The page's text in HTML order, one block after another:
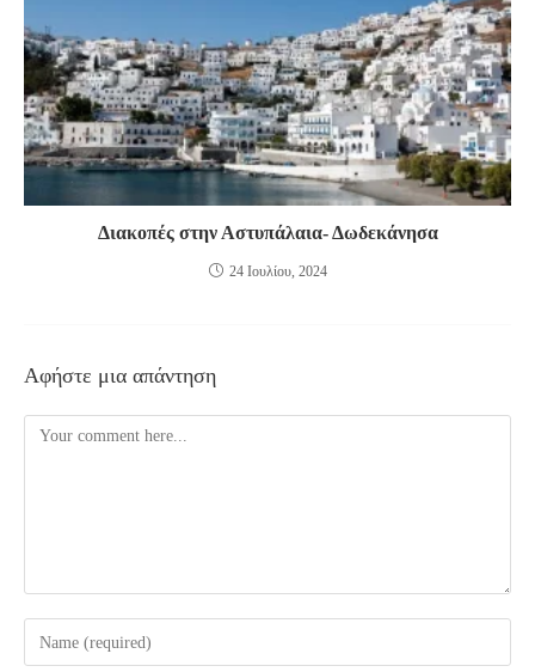
Διακοπές στην Αστυπάλαια- Δωδεκάνησα
24 Ιουλίου, 2024
Αφήστε μια απάντηση
Comment
Enter
your